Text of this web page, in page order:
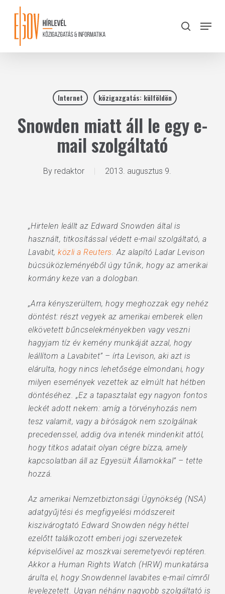
content
search
Menu
Internet közigazgatás: külföldön
Snowden miatt áll le egy e-
mail szolgáltató
By redaktor 2013. augusztus 9.
„Hirtelen leállt az Edward Snowden által is
használt, titkosítással védett e-mail szolgáltató, a
Lavabit,közli a Reuters. Az alapító Ladar Levison
búcsúközleményéből úgy tűnik, hogy az amerikai
kormány keze van a dologban.
„Arra kényszerültem, hogy meghozzak egy nehéz
döntést: részt vegyek az amerikai emberek ellen
elkövetett bűncselekményekben vagy veszni
hagyjam tíz év kemény munkáját azzal, hogy
leállítom a Lavabitet” – írta Levison, aki azt is
elárulta, hogy nincs lehetősége elmondani, hogy
milyen események vezettek az elmúlt hat hétben
döntéséhez. „Ez a tapasztalat egy nagyon fontos
leckét adott nekem: amíg a törvényhozás nem
tesz valamit, vagy a bíróságok nem szolgálnak
precedenssel, addig óva intenék mindenkit attól,
hogy titkos adatait olyan cégre bízza, amely
kapcsolatban áll az Egyesült Államokkal” – tette
hozzá.
Az amerikai Nemzetbiztonsági Ügynökség (NSA)
adatgyűjtési és megfigyelési módszereit
kiszivárogtató Edward Snowden négy héttel
ezelőtt találkozott emberi jogi szervezetek
képviselőivel az moszkvai seremetyevói reptéren.
Akkor a Human Rights Watch (HRW) munkatársa
árulta el, hogy Snowdennel lavabites e-mail címről
levelezetett. Ugyan néhány nagyobb szolgáltató is
Close